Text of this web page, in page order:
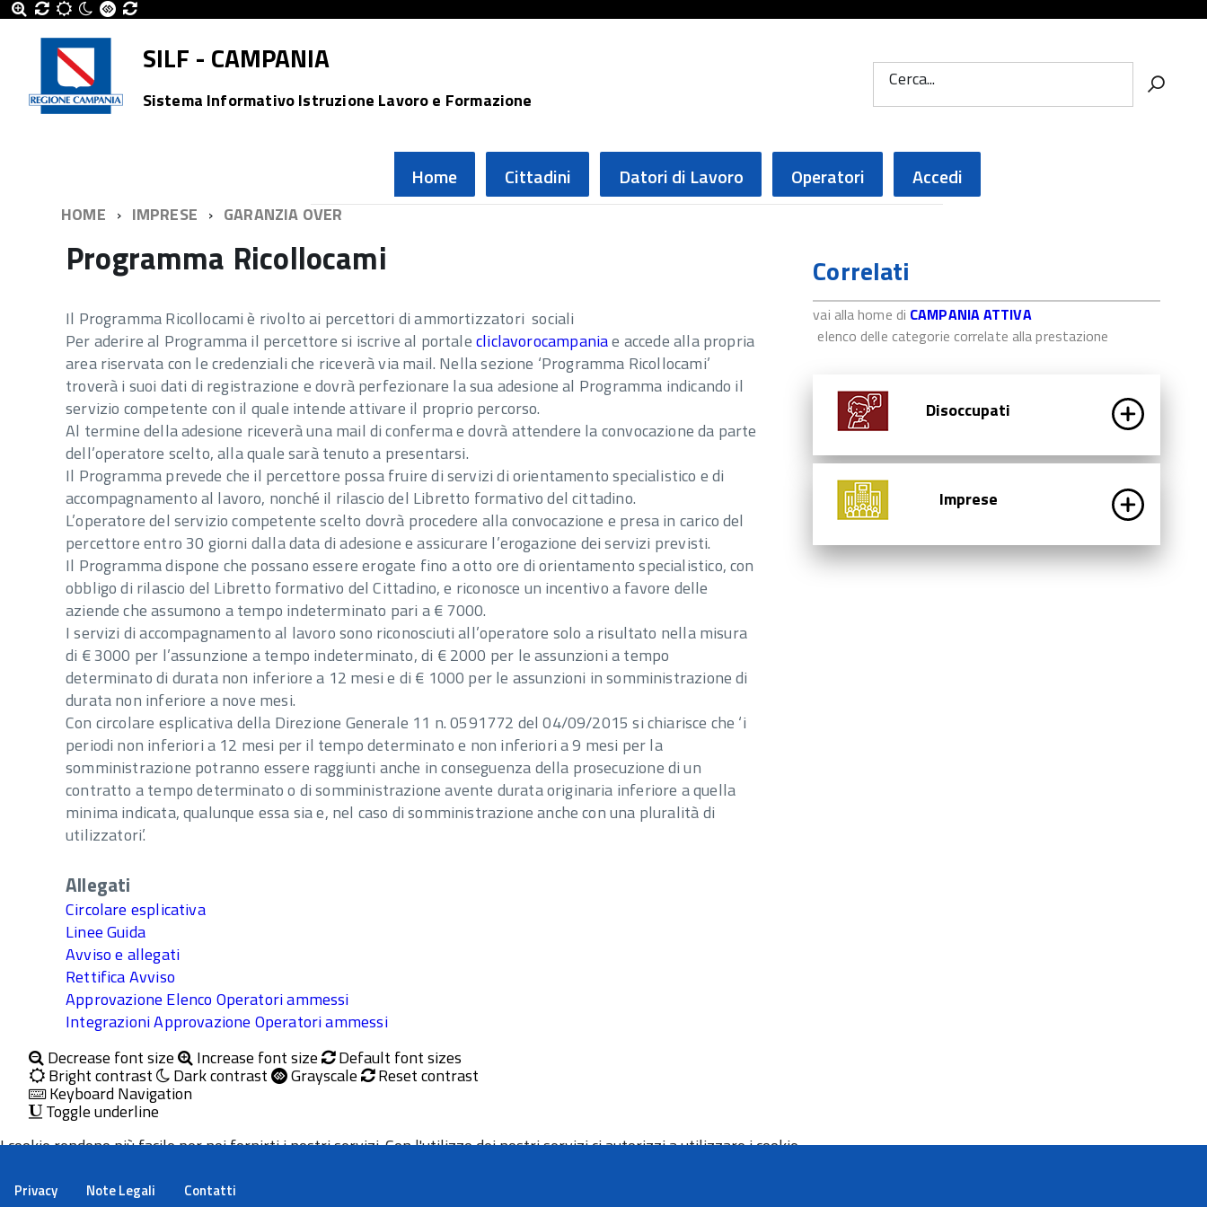
SILF - CAMPANIA
Sistema Informativo Istruzione Lavoro e Formazione
Cerca...
Home Cittadini Datori di Lavoro Operatori Accedi
HOME IMPRESE GARANZIA OVER
Programma Ricollocami
Il Programma Ricollocami è rivolto ai percettori di ammortizzatori sociali
Per aderire al Programma il percettore si iscrive al portalecliclavorocampaniae accede alla propria
area riservata con le credenziali che riceverà via mail. Nella sezione ‘Programma Ricollocami’
troverà i suoi dati di registrazione e dovrà perfezionare la sua adesione al Programma indicando il
servizio competente con il quale intende attivare il proprio percorso.
Al termine della adesione riceverà una mail di conferma e dovrà attendere la convocazione da parte
dell’operatore scelto, alla quale sarà tenuto a presentarsi.
Il Programma prevede che il percettore possa fruire di servizi di orientamento specialistico e di
accompagnamento al lavoro, nonché il rilascio del Libretto formativo del cittadino.
L’operatore del servizio competente scelto dovrà procedere alla convocazione e presa in carico del
percettore entro 30 giorni dalla data di adesione e assicurare l’erogazione dei servizi previsti.
Il Programma dispone che possano essere erogate fino a otto ore di orientamento specialistico, con
obbligo di rilascio del Libretto formativo del Cittadino, e riconosce un incentivo a favore delle
aziende che assumono a tempo indeterminato pari a € 7000.
I servizi di accompagnamento al lavoro sono riconosciuti all’operatore solo a risultato nella misura
di € 3000 per l’assunzione a tempo indeterminato, di € 2000 per le assunzioni a tempo
determinato di durata non inferiore a 12 mesi e di € 1000 per le assunzioni in somministrazione di
durata non inferiore a nove mesi.
Con circolare esplicativa della Direzione Generale 11 n. 0591772 del 04/09/2015 si chiarisce che ‘i
periodi non inferiori a 12 mesi per il tempo determinato e non inferiori a 9 mesi per la
somministrazione potranno essere raggiunti anche in conseguenza della prosecuzione di un
contratto a tempo determinato o di somministrazione avente durata originaria inferiore a quella
minima indicata, qualunque essa sia e, nel caso di somministrazione anche con una pluralità di
utilizzatori’.
Allegati
Circolare esplicativa
Linee Guida
Avviso e allegati
Rettifica Avviso
Approvazione Elenco Operatori ammessi
Integrazioni Approvazione Operatori ammessi
Correlati
vai alla home di CAMPANIA ATTIVA
elenco delle categorie correlate alla prestazione
Disoccupati
Imprese
Decrease font size Increase font size Default font sizes
Bright contrast Dark contrast Grayscale Reset contrast
Keyboard Navigation
Toggle underline
Privacy Note Legali Contatti
I cookie rendono più facile per noi fornirti i nostri servizi. Con l'utilizzo dei nostri servizi ci autorizzi a utilizzare i cookie.